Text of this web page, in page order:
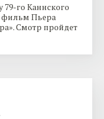
го Каннского
фильм Пьера
Смотр пройдет